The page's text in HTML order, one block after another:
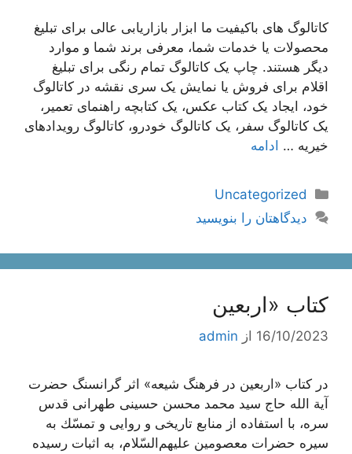
کاتالوگ های باکیفیت ما ابزار بازاریابی عالی برای تبلیغ
محصولات یا خدمات شما، معرفی برند شما و موارد
دیگر هستند. چاپ یک کاتالوگ تمام رنگی برای تبلیغ
اقلام برای فروش یا نمایش یک سری نقشه در کاتالوگ
خود، ایجاد یک کتاب عکس، یک کتابچه راهنمای تعمیر،
یک کاتالوگ سفر، یک کاتالوگ خودرو، کاتالوگ رویدادهای
خیریه … ادامه
دسته‌ها
Uncategorized
دیدگاهتان را بنویسید
کتاب «اربعین
16/10/2023 از admin
در کتاب «اربعین در فرهنگ شیعه» اثر گرانسنگ حضرت
آیة الله حاج سید محمد محسن حسینی طهرانی قدس
سره، با استفاده از منابع تاريخى و روايى و تمسّك به
سيره حضرات معصومين عليهم‌‏السّلام، به اثبات رسیده